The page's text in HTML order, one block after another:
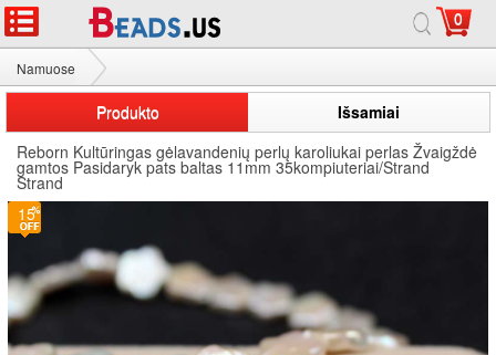
0
Namuose
Reborn Kultūringas gėlavandenių perlų karoliukai
Produkto
Išsamiai
Reborn Kultūringas gėlavandenių perlų karoliukai perlas Žvaigždė
gamtos Pasidaryk pats baltas 11mm 35kompiuteriai/Strand
Strand